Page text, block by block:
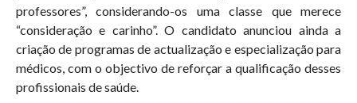
professores”, considerando-os uma classe que merece
“consideração e carinho”. O candidato anunciou ainda a
criação de programas de actualização e especialização para
médicos, com o objectivo de reforçar a qualificação desses
profissionais de saúde.